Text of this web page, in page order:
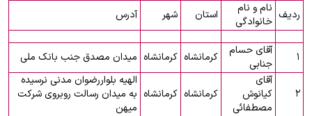
ردیف نام و نام
خانوادگی
استان شهر آدرس
۱
آقای حسام
جنابی
کرمانشاه کرمانشاه میدان مصدق جنب بانک ملی
۲
آقای
کیانوش
مصطفائی
کرمانشاه کرمانشاه
الهیه بلواررضوان مدنی نرسیده
به میدان رسالت روبروی شرکت
میهن